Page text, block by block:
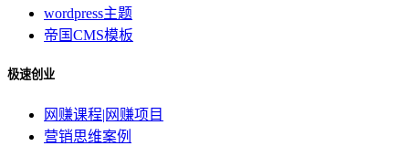
wordpress主题
帝国CMS模板
极速创业
网赚课程|网赚项目
营销思维案例